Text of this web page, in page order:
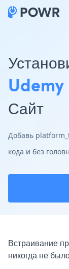
Udemy
Сайт
Добавь
кода и без
Встраивание
никогда не